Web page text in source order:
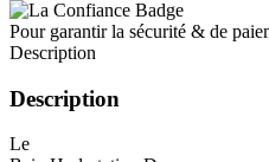
Pour garantir la sécurité & de
Description
Description
Le